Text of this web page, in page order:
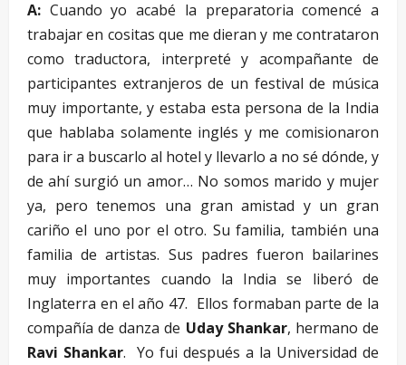
A: Cuando yo acabé la preparatoria comencé a
trabajar en cositas que me dieran y me contrataron
como traductora, interpreté y acompañante de
participantes extranjeros de un festival de música
muy importante, y estaba esta persona de la India
que hablaba solamente inglés y me comisionaron
para ir a buscarlo al hotel y llevarlo a no sé dónde, y
de ahí surgió un amor… No somos marido y mujer
ya, pero tenemos una gran amistad y un gran
cariño el uno por el otro. Su familia, también una
familia de artistas. Sus padres fueron bailarines
muy importantes cuando la India se liberó de
Inglaterra en el año 47. Ellos formaban parte de la
compañía de danza de Uday Shankar, hermano de
Ravi Shankar. Yo fui después a la Universidad de